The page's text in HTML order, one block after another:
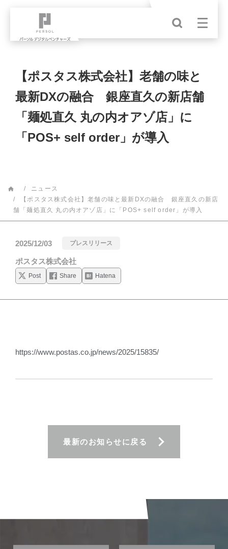
【ポスタス株式会社】老舗の味と
最新DXの融合 銀座直久の新店舗
「麺処直久 丸の内オアゾ店」に
「POS+ self order」が導入
ニュース
【ポスタス株式会社】老舗の味と最新DXの融合 銀座直久の新店
舗「麺処直久 丸の内オアゾ店」に「POS+ self order」が導入
2025/12/03 プレスリリース
ポスタス株式会社
Post Share Hatena
https://www.postas.co.jp/news/2025/15835/
最新のお知らせに戻る